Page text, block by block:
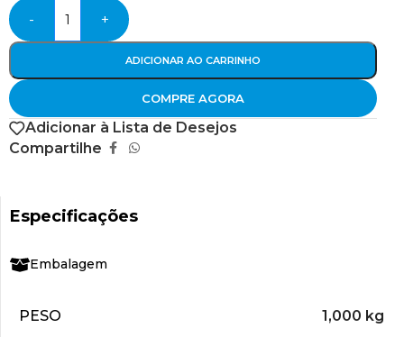
- +
ADICIONAR AO CARRINHO
COMPRE AGORA
Adicionar à Lista de Desejos
Compartilhe
Especificações
Embalagem
PESO 1,000 kg